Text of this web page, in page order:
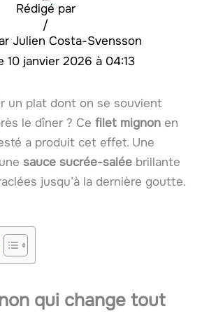
Rédigé par
Julien Costa-Svensson
/
10 janvier 2026 à 04:13
un plat dont on se souvient
le dîner ? Ce filet mignon en
a produit cet effet. Une
sauce sucrée-salée brillante
jusqu’à la dernière goutte.
qui change tout